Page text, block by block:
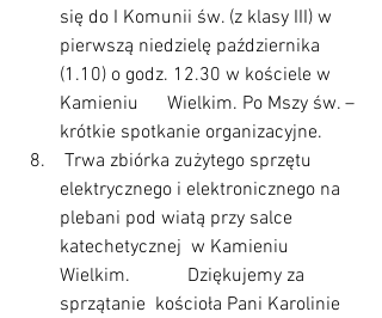
się do I Komunii św. (z klasy III) w
pierwszą niedzielę października
(1.10) o godz. 12.30 w kościele w
Kamieniu      Wielkim. Po Mszy św. –
krótkie spotkanie organizacyjne.
elektrycznego i elektronicznego na
plebani pod wiatą przy salce
katechetycznej  w Kamieniu
Wielkim.            Dziękujemy za
sprzątanie  kościoła Pani Karolinie